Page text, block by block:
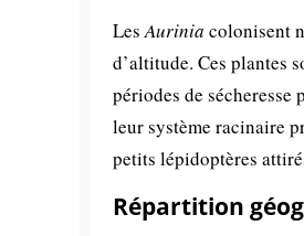
LesAurinia colonisent
d’altitude. Ces plantes
périodes de
leur système racinaire
petits lépidoptères
Répartition